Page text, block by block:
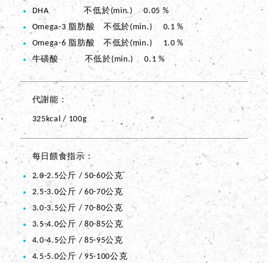
DHA 不低於(min.) 0.05 %
Omega-3 脂肪酸 不低於(min.) 0.1 %
Omega-6 脂肪酸 不低於(min.) 1.0 %
牛磺酸 不低於(min.) 0.1 %
代謝能
325kcal / 100g
每日餵食指示
2.0-2.5公斤 / 50-60公克
2.5-3.0公斤 / 60-70公克
3.0-3.5公斤 / 70-80公克
3.5-4.0公斤 / 80-85公克
4.0-4.5公斤 / 85-95公克
4.5-5.0公斤 / 95-100公克